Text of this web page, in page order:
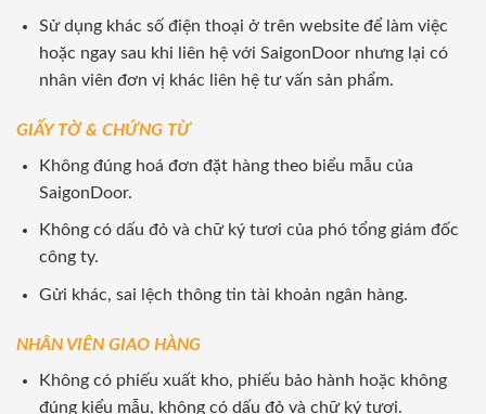
Sử dụng khác số điện thoại ở trên website để làm việc
hoặc ngay sau khi liên hệ với SaigonDoor nhưng lại có
nhân viên đơn vị khác liên hệ tư vấn sản phẩm.
GIẤY TỜ & CHỨNG TỪ
Không đúng hoá đơn đặt hàng theo biểu mẫu của
SaigonDoor.
Không có dấu đỏ và chữ ký tươi của phó tổng giám đốc
công ty.
Gửi khác, sai lệch thông tin tài khoản ngân hàng.
NHÂN VIÊN GIAO HÀNG
Không có phiếu xuất kho, phiếu bảo hành hoặc không
đúng kiểu mẫu, không có dấu đỏ và chữ ký tươi.